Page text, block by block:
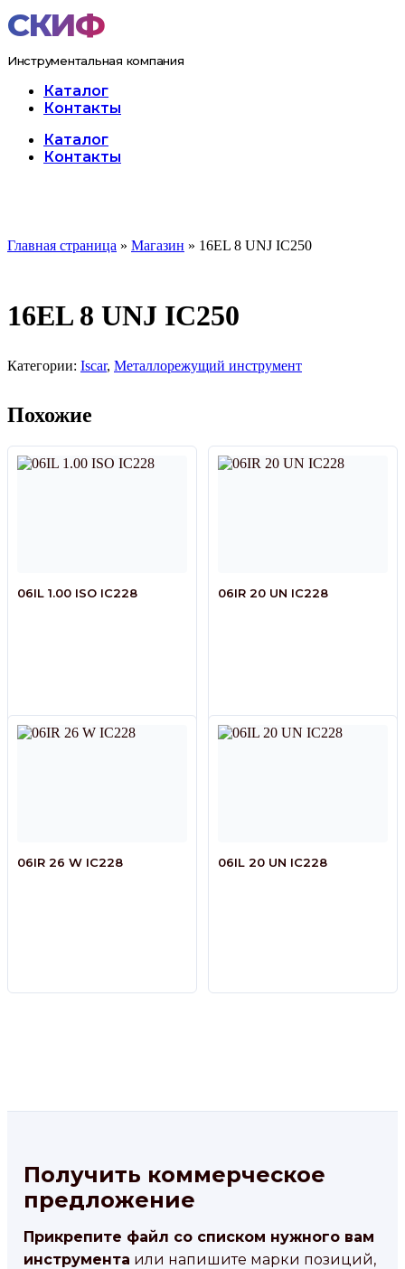
Перейти
к
Инструментальная компания
Каталог
Контакты
МенюКаталог
Контакты
Главная страница » Магазин » 16EL 8 UNJ IC250
16EL 8 UNJ IC250
Категории: Iscar, Металлорежущий инструмент
Похожие
06IL 1.00 ISO IC228 06IR 20 UN IC228
06IR 26 W IC228 06IL 20 UN IC228
Получить коммерческое
предложение
Прикрепите файл со списком нужного вам
инструмента или напишите марки позиций,